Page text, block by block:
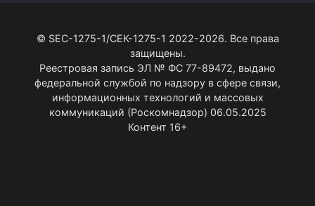
© SEC-1275-1/СЕК-1275-1 2022-2026. Все права
защищены.
Реестровая запись ЭЛ № ФС 77-89472, выдано
федеральной службой по надзору в сфере связи,
информационных технологий и массовых
коммуникаций (Роскомнадзор) 06.05.2025
Контент 16+